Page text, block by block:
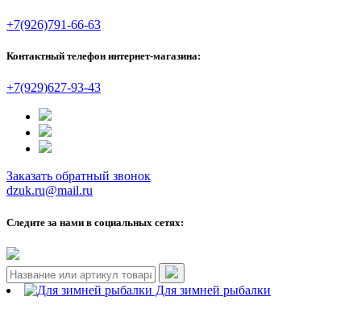
+7(926)791-66-63
Контактный телефон интернет-магазина:
+7(929)627-93-43
Заказать обратный звонок
dzuk.ru@mail.ru
Следите за нами в социальных сетях:
Для зимней рыбалки